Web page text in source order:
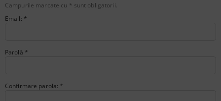
Campurile marcate cu * sunt obligatorii.
Email: *
Parolă *
Confirmare parola: *